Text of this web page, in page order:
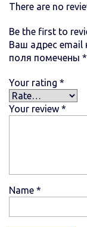
There are no
Be the first to
Ваш адрес email
поля помечены *
Your rating *
Your review *
Name *